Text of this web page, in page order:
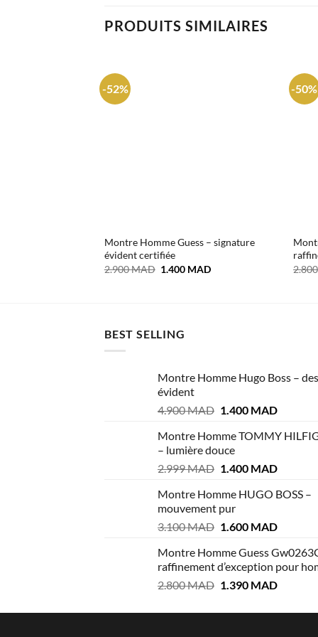
PRODUITS SIMILAIRES
-52%
Montre Homme Guess – signature
évident certifiée
2.900MAD Le
1.400 MADLe
-50%
BEST SELLING
Montre Homme Hugo Boss –
évident
4.900MAD Le
initial
était :
4.900 MAD.
1.400 MADLe
actuel
1.400
Montre Homme TOMMY
– lumière douce
2.999MAD Le
initial
était :
2.999 MAD.
1.400 MADLe
actuel
1.400
Montre Homme HUGO BOSS –
mouvement pur
3.100MAD Le
initial
était :
3.100 MAD.
1.600 MADLe
actuel
est :
1.600
Montre Homme Guess
raffinement d’exception pour
2.800MAD Le
initial
1.390 MADLe
actuel